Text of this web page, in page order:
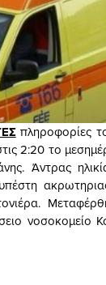
πληροφορίες
2:20 το
Άντρας
νοσοκομείο